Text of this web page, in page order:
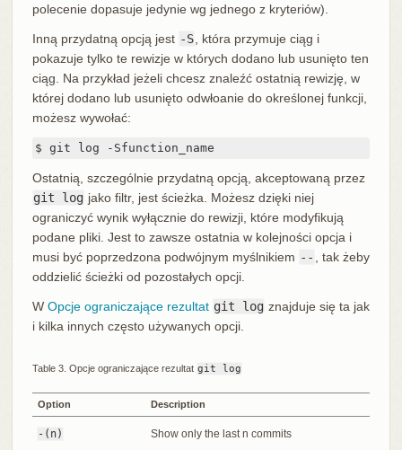
polecenie dopasuje jedynie wg jednego z kryteriów).
Inną przydatną opcją jest -S , która przymuje ciąg i
pokazuje tylko te rewizje w których dodano lub usunięto ten
ciąg. Na przykład jeżeli chcesz znaleźć ostatnią rewizję, w
której dodano lub usunięto odwłoanie do określonej funkcji,
możesz wywołać:
$ git log -Sfunction_name
Ostatnią, szczególnie przydatną opcją, akceptowaną przez
git log jako filtr, jest ścieżka. Możesz dzięki niej
ograniczyć wynik wyłącznie do rewizji, które modyfikują
podane pliki. Jest to zawsze ostatnia w kolejności opcja i
musi być poprzedzona podwójnym myślnikiem --
, tak żeby
oddzielić ścieżki od pozostałych opcji.
W Opcje ograniczające rezultat git log znajduje się ta jak
i kilka innych często używanych opcji.
Table 3. Opcje ograniczające rezultat git log
Option Description
-(n) Show only the last n commits